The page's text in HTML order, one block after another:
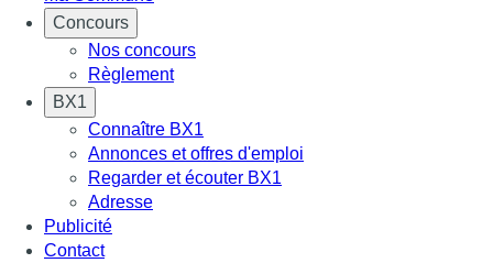
Concours
Nos concours
Règlement
BX1
Connaître BX1
Annonces et offres d'emploi
Regarder et écouter BX1
Adresse
Publicité
Contact